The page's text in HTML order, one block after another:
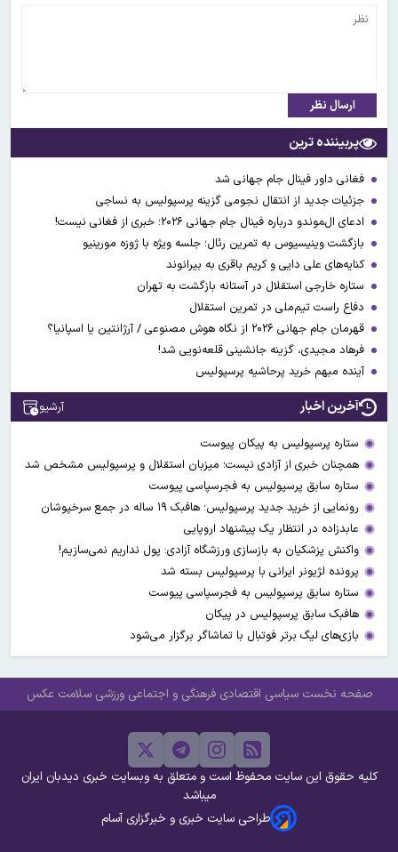
ارسال نظر
پربیننده ترین
فغانی داور فینال جام جهانی شد
جزئیات جدید از انتقال نجومی گزینه پرسپولیس به نساجی
ادعای ال‌‍موندو درباره فینال جام جهانی ۲۰۲۶؛ خبری از فغانی نیست!
بازگشت وینیسیوس به تمرین رئال؛ جلسه ویژه با ژوزه مورینیو
کنایه‌های علی دایی و کریم باقری به بیرانوند
ستاره خارجی استقلال در آستانه بازگشت به تهران
دفاع راست تیم‌ملی در تمرین استقلال
قهرمان جام جهانی ۲۰۲۶ از نگاه هوش مصنوعی / آرژانتین یا اسپانیا؟
فرهاد مجیدی، گزینه جانشینی قلعه‌نویی شد!
آینده مبهم خرید پرحاشیه پرسپولیس
آخرین اخبار آرشیو
ستاره پرسپولیس به پیکان پیوست
همچنان خبری از آزادی نیست؛ میزبان استقلال و پرسپولیس مشخص شد
ستاره سابق پرسپولیس به فجرسپاسی پیوست
رونمایی از خرید جدید پرسپولیس؛ هافبک ۱۹ ساله در جمع سرخپوشان
عابدزاده در انتظار یک پیشنهاد اروپایی
واکنش پزشکیان به بازسازی ورزشگاه آزادی: پول نداریم نمی‌سازیم!
پرونده لژیونر ایرانی با پرسپولیس بسته شد
ستاره سابق پرسپولیس به فجرسپاسی پیوست
هافبک سابق پرسپولیس در پیکان
بازی‌های لیگ برتر فوتبال با تماشاگر برگزار می‌شود
صفحه نخست سیاسی اقتصادی فرهنگی و اجتماعی ورزشی سلامت عکس
کلیه حقوق این سایت محفوظ است و متعلق به وبسایت خبری دیدبان ایران
میباشد
طراحی سایت خبری و خبرگزاری آسام